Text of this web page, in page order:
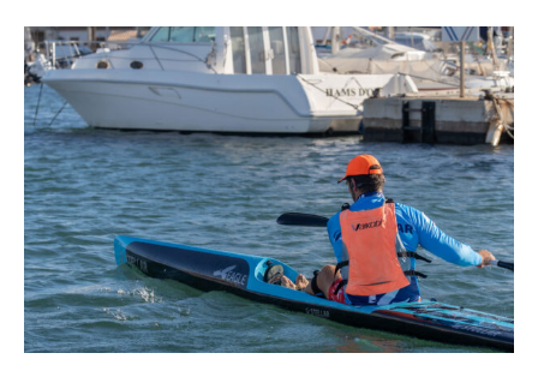
Staff
Calidad
Tienda
Contacto
Recomendaciones para
disfrutar del eclipse solar con